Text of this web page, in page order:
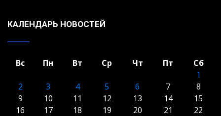
КАЛЕНДАРЬ НОВОСТЕЙ
Вс Пн Вт Ср Чт Пт
Сб
1
2
3 4 5 6 7
8
9
10 11 12 13 14
15
16
17 18 19 20 21
22